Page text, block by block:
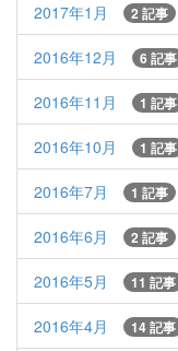
2017年1月 2 記事
2016年12月 6 記事
2016年11月 1 記事
2016年10月 1 記事
2016年7月 1 記事
2016年6月 2 記事
2016年5月 11 記事
2016年4月 14 記事